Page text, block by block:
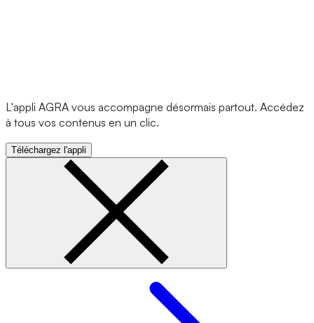
L'appli AGRA vous accompagne désormais partout. Accédez
à tous vos contenus en un clic.
Téléchargez l'appli